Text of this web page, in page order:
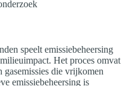
speelt emissiebeheersing
Het proces omvat
gasemissies die vrijkomen
emissiebeheersing is